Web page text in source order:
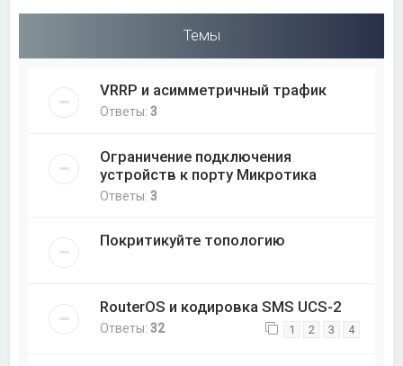
Темы
VRRP и асимметричный трафик
Ответы:3
Ограничение подключения
устройств к порту Микротика
Ответы:3
Покритикуйте топологию
RouterOS и кодировка SMS UCS-2
Ответы:32 1 2 3 4